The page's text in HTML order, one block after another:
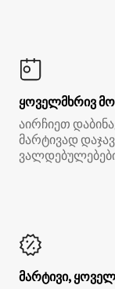
ყოველმხრივ
აირჩიეთ
მარტივად
მარტივი,